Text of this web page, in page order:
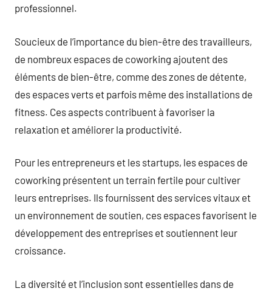
professionnel.
Soucieux de l’importance du bien-être des travailleurs,
de nombreux espaces de coworking ajoutent des
éléments de bien-être, comme des zones de détente,
des espaces verts et parfois même des installations de
fitness. Ces aspects contribuent à favoriser la
relaxation et améliorer la productivité.
Pour les entrepreneurs et les startups, les espaces de
coworking présentent un terrain fertile pour cultiver
leurs entreprises. Ils fournissent des services vitaux et
un environnement de soutien, ces espaces favorisent le
développement des entreprises et soutiennent leur
croissance.
La diversité et l’inclusion sont essentielles dans de